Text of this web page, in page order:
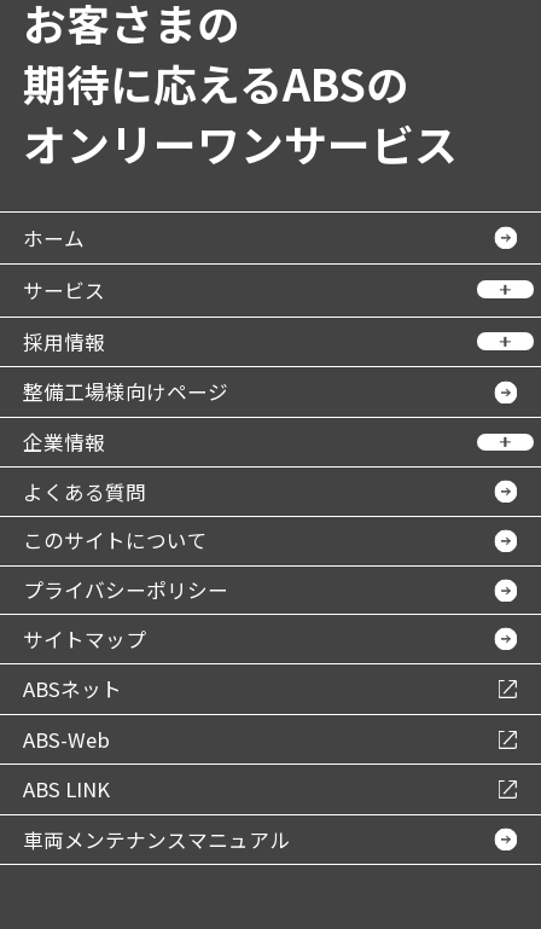
お客さまの
期待に応えるABSの
オンリーワンサービス
ホーム
サービス
採用情報
整備工場様向けページ
企業情報
よくある質問
このサイトについて
プライバシーポリシー
サイトマップ
ABSネット
ABS-Web
ABS LINK
車両メンテナンスマニュアル